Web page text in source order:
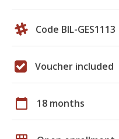
Code BIL-GES1113
Voucher included
calendar_today 18 months